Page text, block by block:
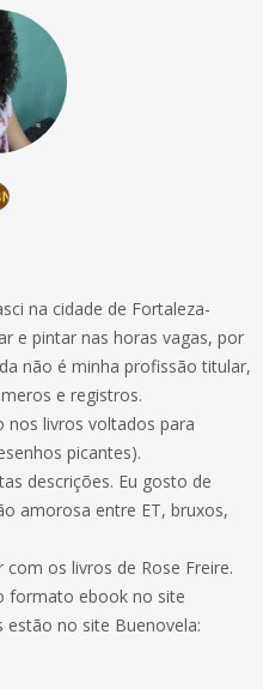
na cidade de Fortaleza-
e pintar nas horas vagas, por
não é minha profissão titular,
e registros.
nos livros voltados para
picantes).
descrições. Eu gosto de
amorosa entre ET, bruxos,
os livros de Rose Freire.
formato ebook no site
estão no site Buenovela: